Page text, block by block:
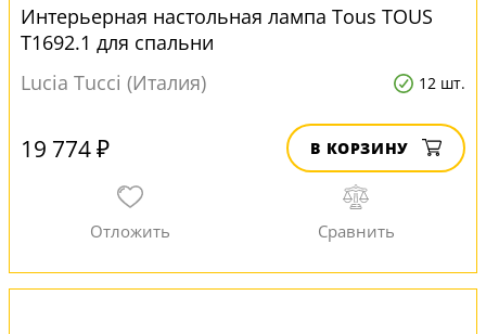
Интерьерная настольная лампа Tous TOUS
T1692.1 для спальни
Lucia Tucci (Италия)
12 шт.
19 774 ₽ В КОРЗИНУ